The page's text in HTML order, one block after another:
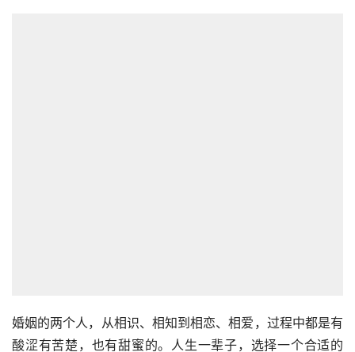
婚姻的两个人，从相识、相知到相恋、相爱，过程中都是有
酸涩有苦楚，也有甜蜜的。人生一辈子，选择一个合适的